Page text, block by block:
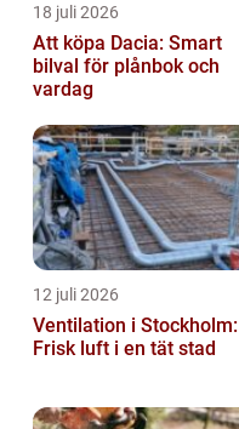
18 juli 2026
Att köpa Dacia: Smart
bilval för plånbok och
vardag
12 juli 2026
Ventilation i Stockholm:
Frisk luft i en tät stad